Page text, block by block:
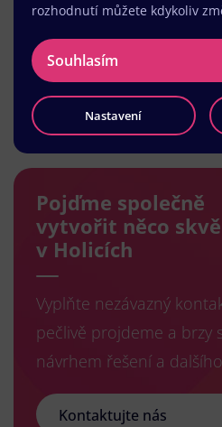
Načíst
Pojďme společně
vytvořit něco
v Holicích
Vyplňte nezávazný
pečlivě projdeme a brzy
návrhem řešení a
Kontaktujte nás
rozhodnutí můžete kdykoliv
Souhlasím
Nastavení